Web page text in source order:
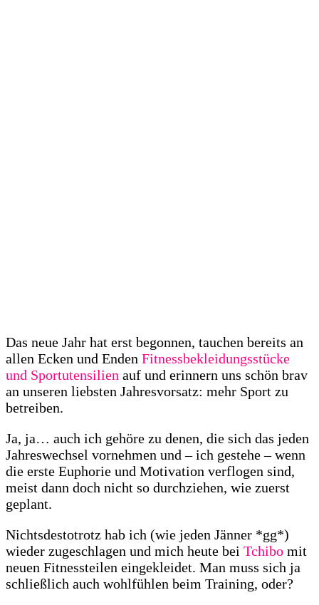
Das neue Jahr hat erst begonnen, tauchen bereits an
allen Ecken und Enden Fitnessbekleidungsstücke
und Sportutensilien auf und erinnern uns schön brav
an unseren liebsten Jahresvorsatz: mehr Sport zu
betreiben.
Ja, ja… auch ich gehöre zu denen, die sich das jeden
Jahreswechsel vornehmen und – ich gestehe – wenn
die erste Euphorie und Motivation verflogen sind,
meist dann doch nicht so durchziehen, wie zuerst
geplant.
Nichtsdestotrotz hab ich (wie jeden Jänner *gg*)
wieder zugeschlagen und mich heute bei Tchibo mit
neuen Fitnessteilen eingekleidet. Man muss sich ja
schließlich auch wohlfühlen beim Training, oder?